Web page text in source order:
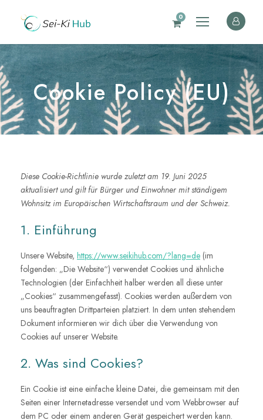
0
Cookie Policy (EU)
Diese Cookie-Richtlinie wurde zuletzt am 19. Juni 2025
aktualisiert und gilt für Bürger und Einwohner mit ständigem
Wohnsitz im Europäischen Wirtschaftsraum und der Schweiz.
1. Einführung
Unsere Website, https://www.seikihub.com/?lang=de (im
folgenden: „Die Website“) verwendet Cookies und ähnliche
Technologien (der Einfachheit halber werden all diese unter
„Cookies“ zusammengefasst). Cookies werden außerdem von
uns beauftragten Drittparteien platziert. In dem unten stehendem
Dokument informieren wir dich über die Verwendung von
Cookies auf unserer Website.
2. Was sind Cookies?
Ein Cookie ist eine einfache kleine Datei, die gemeinsam mit den
Seiten einer Internetadresse versendet und vom Webbrowser auf
dem PC oder einem anderen Gerät gespeichert werden kann.